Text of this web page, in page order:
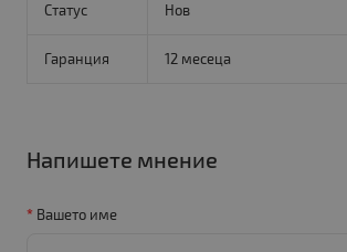
Статус Нов
Гаранция 12 месеца
Напишете мнение
Вашето име